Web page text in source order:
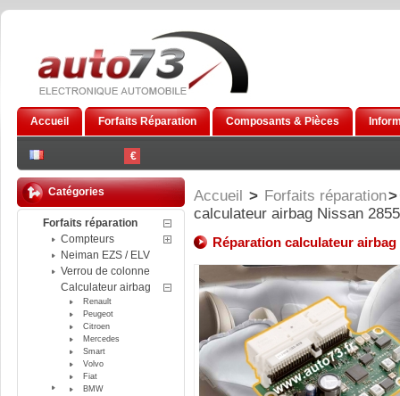
€
Accueil Forfaits Réparation Composants & Pièces
Catégories
Forfaits réparation
Compteurs
Neiman EZS / ELV
Verrou de colonne
Calculateur airbag
Renault
Peugeot
Citroen
Mercedes
Smart
Volvo
Fiat
BMW
Accueil > Forfaits réparation>
calculateur airbag Nissan
Réparation calculateur airbag